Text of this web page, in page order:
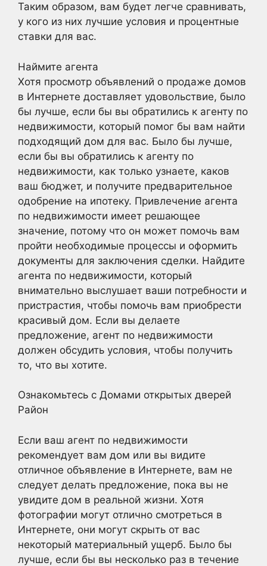
Таким образом, вам будет легче сравнивать,
у кого из них лучшие условия и процентные
ставки для вас.
Наймите агента
Хотя просмотр объявлений о продаже домов
в Интернете доставляет удовольствие, было
бы лучше, если бы вы обратились к агенту по
недвижимости, который помог бы вам найти
подходящий дом для вас. Было бы лучше,
если бы вы обратились к агенту по
недвижимости, как только узнаете, каков
ваш бюджет, и получите предварительное
одобрение на ипотеку. Привлечение агента
по недвижимости имеет решающее
значение, потому что он может помочь вам
пройти необходимые процессы и оформить
документы для заключения сделки. Найдите
агента по недвижимости, который
внимательно выслушает ваши потребности и
пристрастия, чтобы помочь вам приобрести
красивый дом. Если вы делаете
предложение, агент по недвижимости
должен обсудить условия, чтобы получить
то, что вы хотите.
Ознакомьтесь с Домами открытых дверей
Район
Если ваш агент по недвижимости
рекомендует вам дом или вы видите
отличное объявление в Интернете, вам не
следует делать предложение, пока вы не
увидите дом в реальной жизни. Хотя
фотографии могут отлично смотреться в
Интернете, они могут скрыть от вас
некоторый материальный ущерб. Было бы
лучше, если бы вы несколько раз в течение